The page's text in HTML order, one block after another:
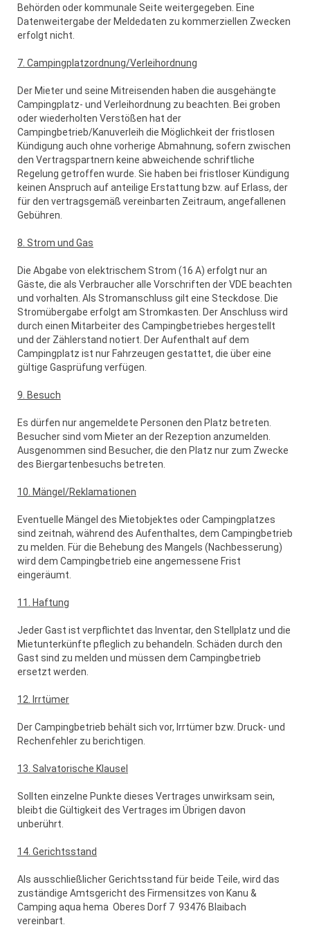
Behörden oder kommunale Seite weitergegeben. Eine
Datenweitergabe der Meldedaten zu kommerziellen Zwecken
erfolgt nicht.
7. Campingplatzordnung/Verleihordnung
Der Mieter und seine Mitreisenden haben die ausgehängte
Campingplatz- und Verleihordnung zu beachten. Bei groben
oder wiederholten Verstößen hat der
Campingbetrieb/Kanuverleih die Möglichkeit der fristlosen
Kündigung auch ohne vorherige Abmahnung, sofern zwischen
den Vertragspartnern keine abweichende schriftliche
Regelung getroffen wurde. Sie haben bei fristloser Kündigung
keinen Anspruch auf anteilige Erstattung bzw. auf Erlass, der
für den vertragsgemäß vereinbarten Zeitraum, angefallenen
Gebühren.
8. Strom und Gas
Die Abgabe von elektrischem Strom (16 A) erfolgt nur an
Gäste, die als Verbraucher alle Vorschriften der VDE beachten
und vorhalten. Als Stromanschluss gilt eine Steckdose. Die
Stromübergabe erfolgt am Stromkasten. Der Anschluss wird
durch einen Mitarbeiter des Campingbetriebes hergestellt
und der Zählerstand notiert. Der Aufenthalt auf dem
Campingplatz ist nur Fahrzeugen gestattet, die über eine
gültige Gasprüfung verfügen.
9. Besuch
Es dürfen nur angemeldete Personen den Platz betreten.
Besucher sind vom Mieter an der Rezeption anzumelden.
Ausgenommen sind Besucher, die den Platz nur zum Zwecke
des Biergartenbesuchs betreten.
10. Mängel/Reklamationen
Eventuelle Mängel des Mietobjektes oder Campingplatzes
sind zeitnah, während des Aufenthaltes, dem Campingbetrieb
zu melden. Für die Behebung des Mangels (Nachbesserung)
wird dem Campingbetrieb eine angemessene Frist
eingeräumt.
11. Haftung
Jeder Gast ist verpflichtet das Inventar, den Stellplatz und die
Mietunterkünfte pfleglich zu behandeln. Schäden durch den
Gast sind zu melden und müssen dem Campingbetrieb
ersetzt werden.
12. Irrtümer
Der Campingbetrieb behält sich vor, Irrtümer bzw. Druck- und
Rechenfehler zu berichtigen.
13. Salvatorische Klausel
Sollten einzelne Punkte dieses Vertrages unwirksam sein,
bleibt die Gültigkeit des Vertrages im Übrigen davon
unberührt.
14. Gerichtsstand
Als ausschließlicher Gerichtsstand für beide Teile, wird das
zuständige Amtsgericht des Firmensitzes von Kanu &
Camping aqua hema Oberes Dorf 7 93476 Blaibach
vereinbart.